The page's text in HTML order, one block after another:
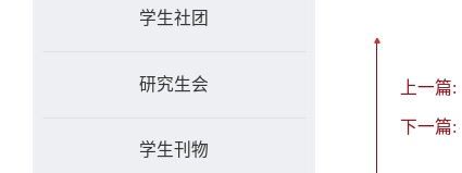
学生社团
研究生会
学生刊物
上一篇:
下一篇: